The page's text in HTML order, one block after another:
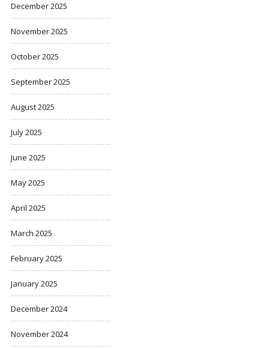
December 2025
November 2025
October 2025
September 2025
August 2025
July 2025
June 2025
May 2025
April 2025
March 2025
February 2025
January 2025
December 2024
November 2024